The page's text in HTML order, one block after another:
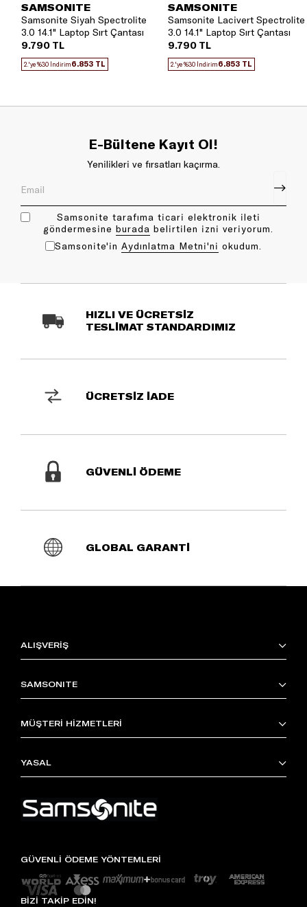
SAMSONITE
Samsonite Siyah Spectrolite
3.0 14.1" Laptop Sırt Çantası
9.790 TL
2.'ye %30 İndirim6.853 TL
SAMSONITE
Samsonite Lacivert Spectrolite
3.0 14.1" Laptop Sırt Çantası
9.790 TL
2.'ye %30 İndirim6.853 TL
E-Bültene Kayıt Ol!
Yenilikleri ve fırsatları kaçırma.
Samsonite tarafıma ticari elektronik ileti
göndermesine bu rada belirtilen izni veriyorum.
Samsonite'in Aydınlatma Metni'ni okudum.
HIZLI VE ÜCRETSİZ
TESLİMAT STANDARDIMIZ
ÜCRETSİZ İADE
GÜVENLİ ÖDEME
GLOBAL GARANTİ
ALIŞVERİŞ
SAMSONITE
MÜŞTERİ HİZMETLERİ
YASAL
GÜVENLİ ÖDEME YÖNTEMLERİ
BİZİ TAKİP EDİN!